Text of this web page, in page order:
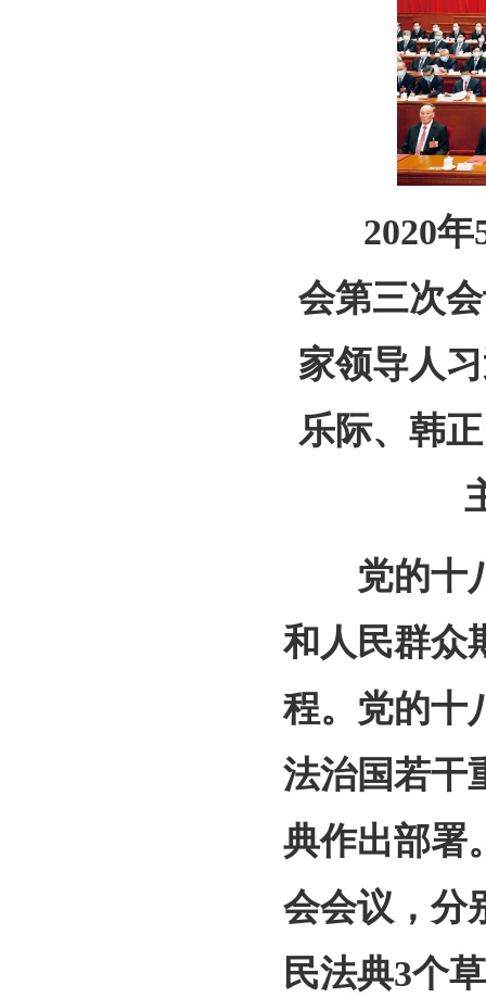
2020年5
会第三次
家领导人
乐际、韩
党的十八
和人民群众
程。党的十
法治国若干
典作出部署
会会议，分
民法典3个